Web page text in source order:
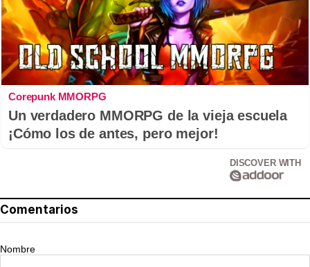
Corepunk MMORPG
Un verdadero MMORPG de la vieja escuela
¡Cómo los de antes, pero mejor!
DISCOVER WITH
Comentarios
Nombre